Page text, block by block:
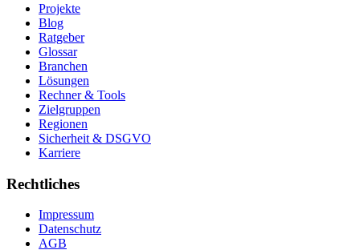
Projekte
Blog
Ratgeber
Glossar
Branchen
Lösungen
Rechner & Tools
Zielgruppen
Regionen
Sicherheit & DSGVO
Karriere
Rechtliches
Impressum
Datenschutz
AGB